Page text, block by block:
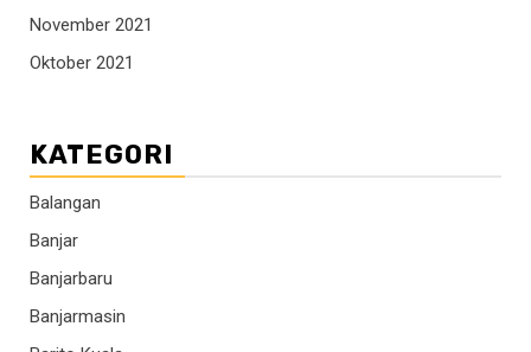
November 2021
Oktober 2021
KATEGORI
Balangan
Banjar
Banjarbaru
Banjarmasin